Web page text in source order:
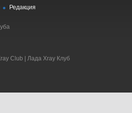
Редакция
Club | Лада Xray Клуб